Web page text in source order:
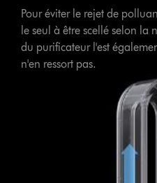
Pour éviter le rejet de
le seul à être scellé selon la
du purificateur l'est
n'en ressort pas.